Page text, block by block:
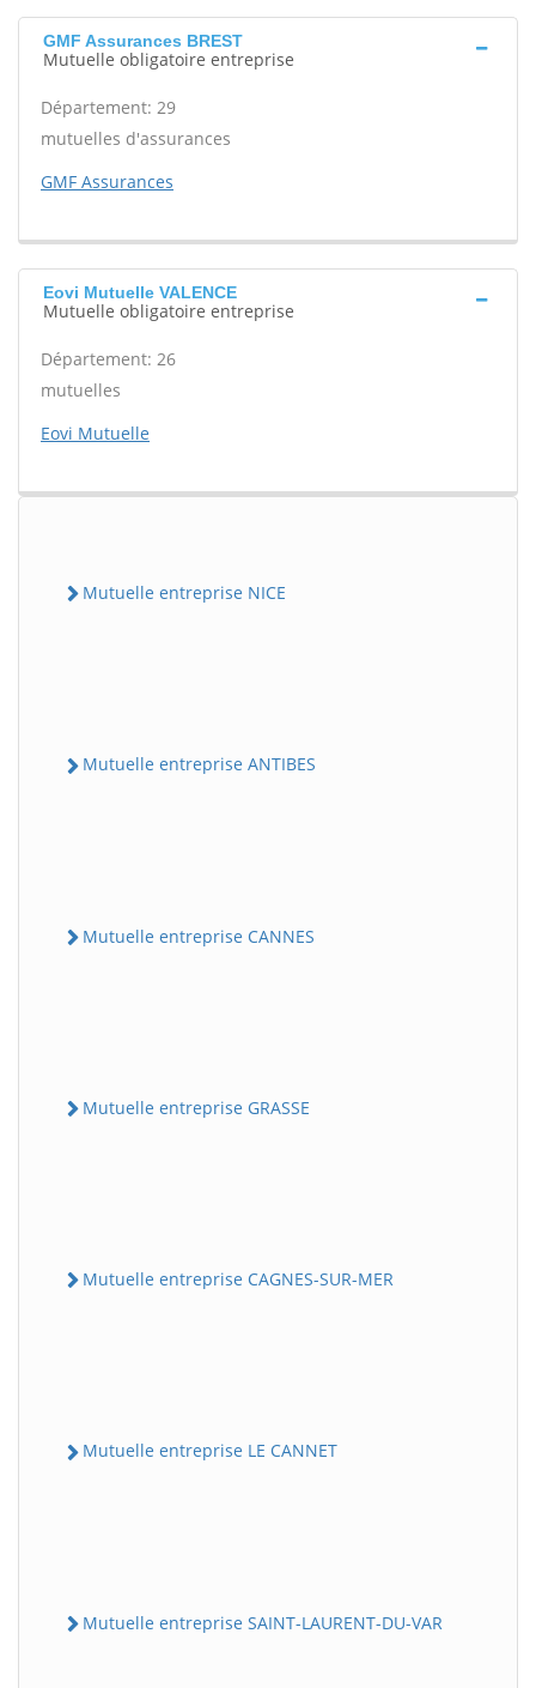
GMF Assurances BREST
Mutuelle obligatoire entreprise
Département: 29
mutuelles d'assurances
GMF Assurances
Eovi Mutuelle VALENCE
Mutuelle obligatoire entreprise
Département: 26
mutuelles
Eovi Mutuelle
Mutuelle entreprise NICE
Mutuelle entreprise ANTIBES
Mutuelle entreprise CANNES
Mutuelle entreprise GRASSE
Mutuelle entreprise CAGNES-SUR-MER
Mutuelle entreprise LE CANNET
Mutuelle entreprise SAINT-LAURENT-DU-VAR